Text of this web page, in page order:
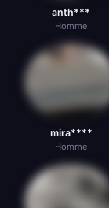
anth***
Homme
mira****
Homme